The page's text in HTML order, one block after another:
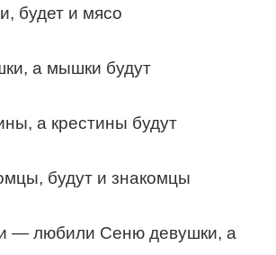
будет и мясо
а мышки будут
а крестины будут
будут и знакомцы
— любили Сеню девушки, а